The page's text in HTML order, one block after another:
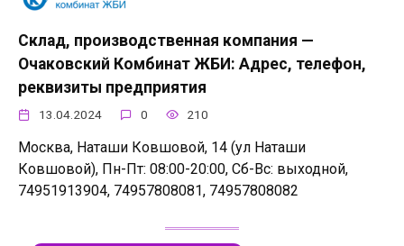
Склад, производственная компания —
Очаковский Комбинат ЖБИ: Адрес, телефон,
реквизиты предприятия
13.04.2024 0 210
Москва, Наташи Ковшовой, 14 (ул Наташи
Ковшовой), Пн-Пт: 08:00-20:00, Сб-Вс: выходной,
74951913904, 74957808081, 74957808082